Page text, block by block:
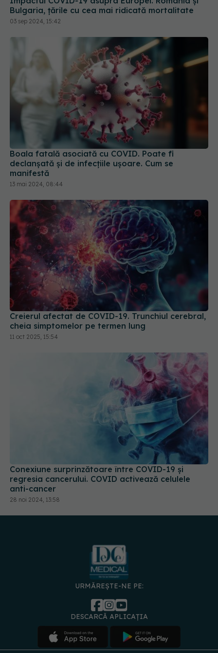
Bulgaria, țările cu cea mai ridicată mortalitate
03 sep 2024, 15:42
Boala fatală asociată cu COVID. Poate fi
declanșată și de infecțiile ușoare. Cum se
manifestă
13 mai 2024, 08:44
Creierul afectat de COVID-19. Trunchiul cerebral,
cheia simptomelor pe termen lung
11 oct 2025, 15:54
Conexiune surprinzătoare între COVID-19 și
regresia cancerului. COVID activează celulele
anti-cancer
28 noi 2024, 13:58
URMĂREȘTE-NE PE:
DESCARCĂ APLICAȚIA